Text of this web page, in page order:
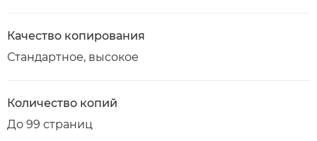
Качество копирования
Стандартное, высокое
Количество копий
До 99 страниц